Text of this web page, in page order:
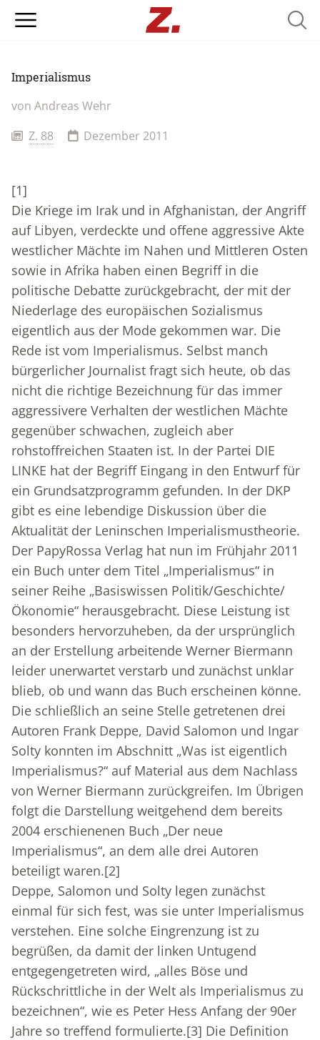
Imperialismus
von Andreas Wehr
Z. 88
Dezember 2011
[1]
Die Kriege im Irak und in Afghanistan, der Angriff
auf Libyen, verdeckte und offene aggressive Akte
westlicher Mächte im Nahen und Mittleren Osten
sowie in Afrika haben einen Begriff in die
politische Debatte zurückgebracht, der mit der
Niederlage des europäischen Sozialismus
eigentlich aus der Mode gekommen war. Die
Rede ist vom Imperialismus. Selbst manch
bürgerlicher Journalist fragt sich heute, ob das
nicht die richtige Bezeichnung für das immer
aggressivere Verhalten der westlichen Mächte
gegenüber schwachen, zugleich aber
rohstoffreichen Staaten ist. In der Partei DIE
LINKE hat der Begriff Eingang in den Entwurf für
ein Grundsatzprogramm gefunden. In der DKP
gibt es eine lebendige Diskussion über die
Aktualität der Leninschen Imperialismustheorie.
Der PapyRossa Verlag hat nun im Frühjahr 2011
ein Buch unter dem Titel „Imperialismus“ in
seiner Reihe „Basiswissen Politik/Geschichte/
Ökonomie“ herausgebracht. Diese Leistung ist
besonders hervorzuheben, da der ursprünglich
an der Erstellung arbeitende Werner Biermann
leider unerwartet verstarb und zunächst unklar
blieb, ob und wann das Buch erscheinen könne.
Die schließlich an seine Stelle getretenen drei
Autoren Frank Deppe, David Salomon und Ingar
Solty konnten im Abschnitt „Was ist eigentlich
Imperialismus?“ auf Material aus dem Nachlass
von Werner Biermann zurückgreifen. Im Übrigen
folgt die Darstellung weitgehend dem bereits
2004 erschienenen Buch „Der neue
Imperialismus“, an dem alle drei Autoren
beteiligt waren.[2]
Deppe, Salomon und Solty legen zunächst
einmal für sich fest, was sie unter Imperialismus
verstehen. Eine solche Eingrenzung ist zu
begrüßen, da damit der linken Untugend
entgegengetreten wird, „alles Böse und
Rückschrittliche in der Welt als Imperialismus zu
bezeichnen“, wie es Peter Hess Anfang der 90er
Jahre so treffend formulierte.[3] Die Definition